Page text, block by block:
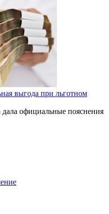
выгода при льготном
официальные пояснения